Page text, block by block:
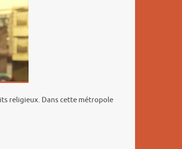
religieux. Dans cette métropole